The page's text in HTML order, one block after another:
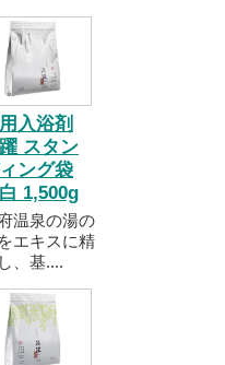
入浴剤
スタン
ング袋
1,500g
温泉の湯の
エキスに精
、基....